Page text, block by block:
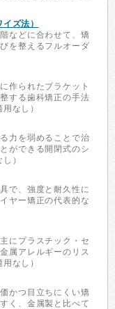
ズ法）
などに合わせて、矯
を整えるフルオーダ
作られたブラケット
する歯科矯正の手法
なし）
力を弱めることで治
ができる開閉式のシ
）
で、強度と耐久性に
ヤー矯正の代表的な
にプラスチック・セ
属アレルギーのリス
なし）
かつ目立ちにくい矯
く、金属製と比べて